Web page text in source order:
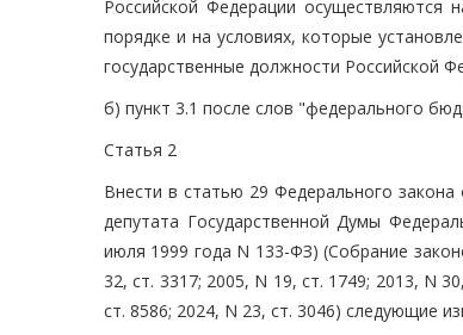
Российской Федерации осуществляются
порядке и на условиях, которые
государственные должности Российской
б) пункт 3.1 после слов "федерального
Статья 2
Внести в статью 29 Федерального
депутата Государственной Думы
июля 1999 года N 133-ФЗ) (Собрание
32, ст. 3317; 2005, N 19, ст. 1749; 2013, N
ст. 8586; 2024, N 23, ст. 3046) следующие